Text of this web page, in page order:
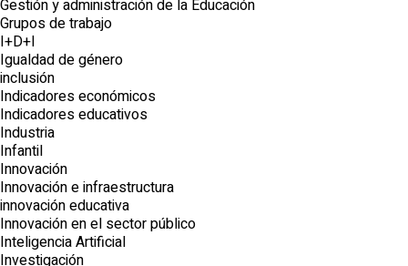
Gestión y administración de la Educación
Grupos de trabajo
I+D+I
Igualdad de género
inclusión
Indicadores económicos
Indicadores educativos
Industria
Infantil
Innovación
Innovación e infraestructura
innovación educativa
Innovación en el sector público
Inteligencia Artificial
Investigación